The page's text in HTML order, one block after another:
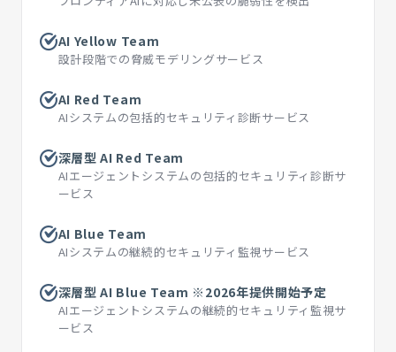
AI Yellow Team
設計段階での脅威モデリングサービス
AI Red Team
AIシステムの包括的セキュリティ診断サービス
深層型 AI Red Team
AIエージェントシステムの包括的セキュリティ診断サ
ービス
AI Blue Team
AIシステムの継続的セキュリティ監視サービス
深層型 AI Blue Team ※2026年提供開始予定
AIエージェントシステムの継続的セキュリティ監視サ
ービス